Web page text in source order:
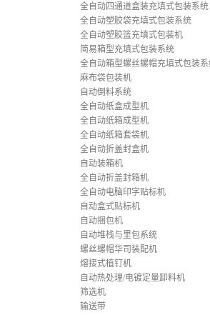
全自动四通道盒装充填式包装系统
全自动塑胶袋充填式包装系统
全自动塑胶篮充填式包装机
简易箱型充填式包装系统
全自动箱型螺丝螺帽充填式包装系
麻布袋包装机
自动倒料系统
全自动纸盒成型机
全自动纸箱成型机
全自动纸箱套袋机
全自动折盖封盒机
自动装箱机
全自动折盖封箱机
全自动电脑印字贴标机
自动盒式贴标机
自动捆包机
自动堆栈与里包系统
螺丝螺帽华司装配机
熔接式植钉机
自动热处理/电镀定量卸料机
筛选机
输送带